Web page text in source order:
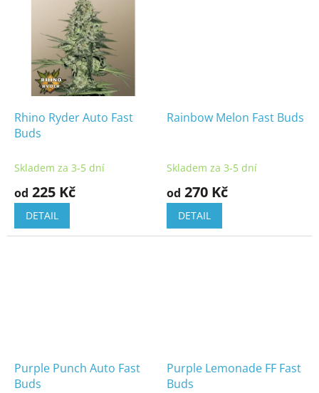
Rhino Ryder Auto Fast
Buds
Skladem za 3-5 dní
od 225 Kč
DETAIL
Rainbow Melon Fast Buds
Skladem za 3-5 dní
od 270 Kč
DETAIL
Purple Punch Auto Fast
Buds
Purple Lemonade FF Fast
Buds